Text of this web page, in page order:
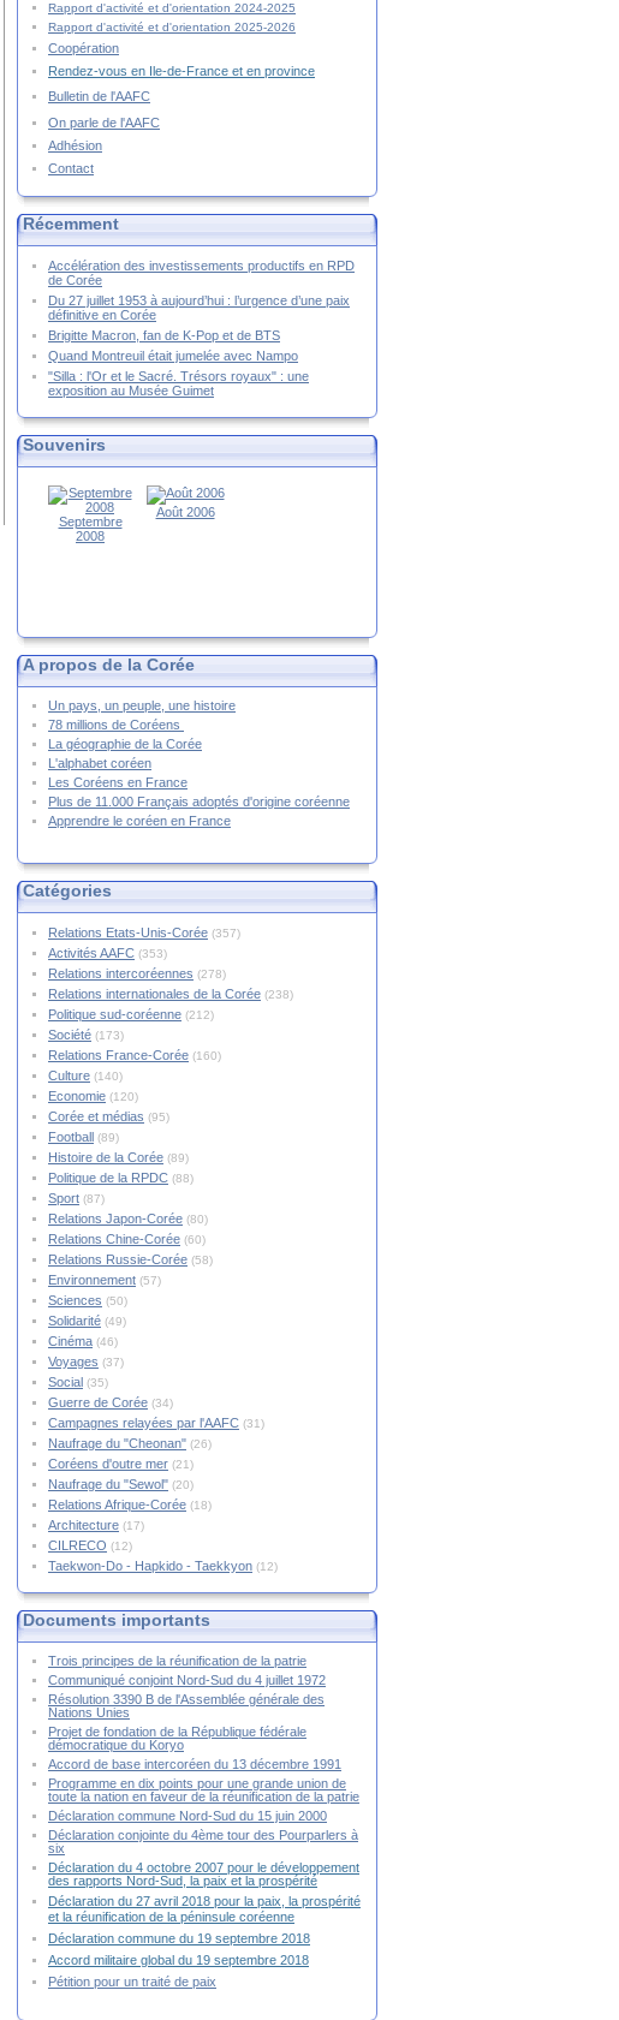
Rapport d'activité et d'orientation 2024-2025
Rapport d'activité et d'orientation 2025-2026
Coopération
Rendez-vous en Ile-de-France et en province
Bulletin de l'AAFC
On parle de l'AAFC
Adhésion
Contact
Récemment
Accélération des investissements productifs en RPD
de Corée
Du 27 juillet 1953 à aujourd’hui : l’urgence d’une paix
définitive en Corée
Brigitte Macron, fan de K-Pop et de BTS
Quand Montreuil était jumelée avec Nampo
"Silla : l'Or et le Sacré. Trésors royaux" : une
exposition au Musée Guimet
Souvenirs
Septembre
2008
Août 2006
A propos de la Corée
Un pays, un peuple, une histoire
78 millions de Coréens
La géographie de la Corée
L'alphabet coréen
Les Coréens en France
Plus de 11.000 Français adoptés d'origine coréenne
Apprendre le coréen en France
Catégories
Relations Etats-Unis-Corée (357)
Activités AAFC (353)
Relations intercoréennes (278)
Relations internationales de la Corée (238)
Politique sud-coréenne (212)
Société (173)
Relations France-Corée (160)
Culture (140)
Economie (120)
Corée et médias (95)
Football (89)
Histoire de la Corée (89)
Politique de la RPDC (88)
Sport (87)
Relations Japon-Corée (80)
Relations Chine-Corée (60)
Relations Russie-Corée (58)
Environnement (57)
Sciences (50)
Solidarité (49)
Cinéma (46)
Voyages (37)
Social (35)
Guerre de Corée (34)
Campagnes relayées par l'AAFC (31)
Naufrage du "Cheonan" (26)
Coréens d'outre mer (21)
Naufrage du "Sewol" (20)
Relations Afrique-Corée (18)
Architecture (17)
CILRECO (12)
Taekwon-Do - Hapkido - Taekkyon (12)
Documents importants
Trois principes de la réunification de la patrie
Communiqué conjoint Nord-Sud du 4 juillet 1972
Résolution 3390 B de l'Assemblée générale des
Nations Unies
Projet de fondation de la République fédérale
démocratique du Koryo
Accord de base intercoréen du 13 décembre 1991
Programme en dix points pour une grande union de
toute la nation en faveur de la réunification de la patrie
Déclaration commune Nord-Sud du 15 juin 2000
Déclaration conjointe du 4ème tour des Pourparlers à
six
Déclaration du 4 octobre 2007 pour le développement
des rapports Nord-Sud, la paix et la prospérité
Déclaration du 27 avril 2018 pour la paix, la prospérité
et la réunification de la péninsule coréenne
Déclaration commune du 19 septembre 2018
Accord militaire global du 19 septembre 2018
Pétition pour un traité de paix